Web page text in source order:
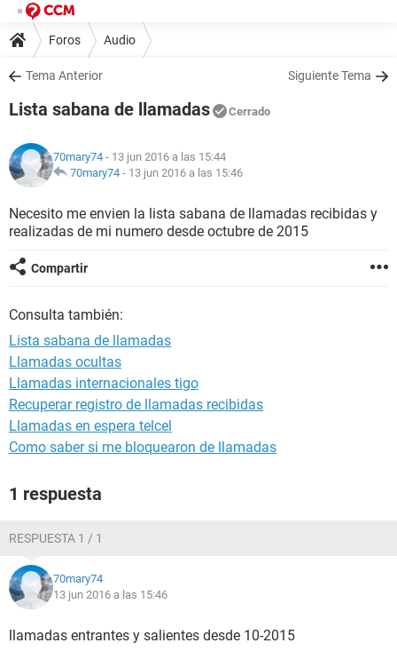
Foros Audio
Tema Anterior Siguiente Tema
Lista sabana de llamadas Cerrado
70mary74 - 13 jun 2016 a las 15:44
70mary74 - 13 jun 2016 a las 15:46
Necesito me envien la lista sabana de llamadas recibidas y
realizadas de mi numero desde octubre de 2015
Compartir
Consulta también:
Lista sabana de llamadas
Llamadas ocultas
Llamadas internacionales tigo
Recuperar registro de llamadas recibidas
Llamadas en espera telcel
Como saber si me bloquearon de llamadas
1 respuesta
RESPUESTA 1 / 1
70mary74
13 jun 2016 a las 15:46
llamadas entrantes y salientes desde 10-2015